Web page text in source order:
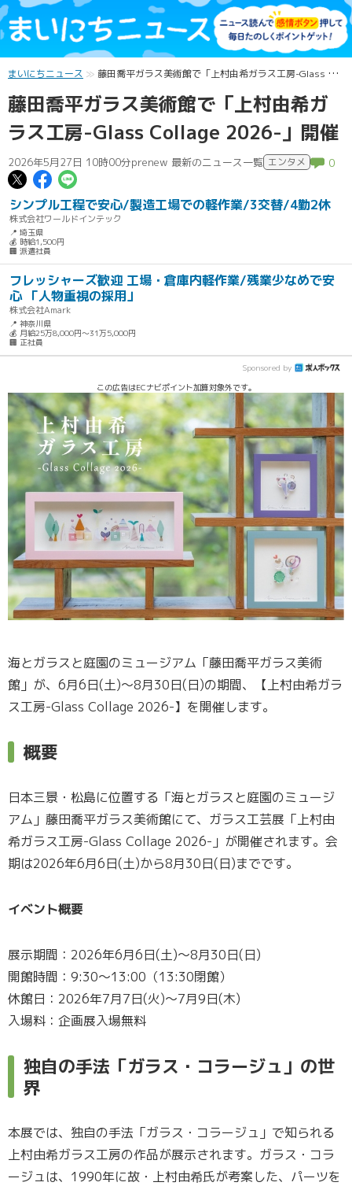
まいにちニュース 藤田喬平ガラス美術館で「上村由希ガラス工房-Glass Collage 2026-」開催
藤田喬平ガラス美術館で「上村由希ガ
ラス工房-Glass Collage 2026-」開催
2026年5月27日 10時00分prenew 最新のニュース一覧 エンタメ 0
この記事についてポスト
この記事についてFacebookでシェ
シンプル工程で安心/製造工場での軽作業/3交替/4勤2休
株式会社ワールドインテック
📍 埼玉県
💰 時給1,500円
🏢 派遣社員
フレッシャーズ歓迎 工場・倉庫内軽作業/残業少なめで安
心 「人物重視の採用」
株式会社Amark
📍 神奈川県
💰 月給25万8,000円～31万5,000円
🏢 正社員
Sponsored by
この広告はECナビポイント加算対象外です。
海とガラスと庭園のミュージアム「藤田喬平ガラス美術
館」が、6月6日(土)～8月30日(日)の期間、【上村由希ガラ
ス工房-Glass Collage 2026-】を開催します。
概要
日本三景・松島に位置する「海とガラスと庭園のミュージ
アム」藤田喬平ガラス美術館にて、ガラス工芸展「上村由
希ガラス工房-Glass Collage 2026-」が開催されます。会
期は2026年6月6日(土)から8月30日(日)までです。
イベント概要
展示期間：2026年6月6日(土)～8月30日(日)
開館時間：9:30～13:00（13:30閉館）
休館日：2026年7月7日(火)～7月9日(木)
入場料：企画展入場無料
独自の手法「ガラス・コラージュ」の世
界
本展では、独自の手法「ガラス・コラージュ」で知られる
上村由希ガラス工房の作品が展示されます。ガラス・コラ
ージュは、1990年に故・上村由希氏が考案した、パーツを